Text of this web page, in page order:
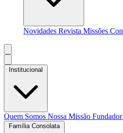
Novidades Revista Missões
Institucional
Quem Somos Nossa Missão Fundador
Família Consolata